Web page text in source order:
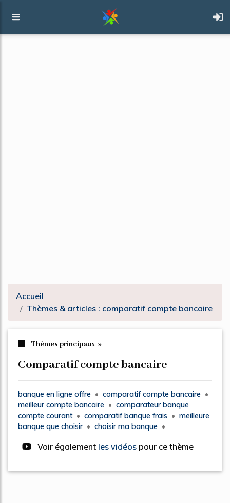
Accueil
Thèmes & articles : comparatif compte bancaire
Thèmes principaux »
comparatif compte bancaire
banque en ligne offre • comparatif compte bancaire •
meilleur compte bancaire • comparateur banque
compte courant • comparatif banque frais • meilleure
banque que choisir • choisir ma banque •
Voir également les vidéos pour ce thème